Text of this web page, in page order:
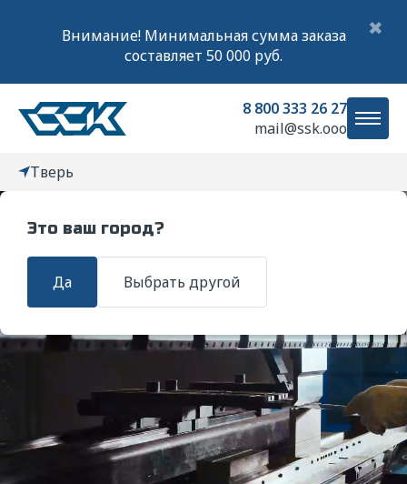
Внимание! Минимальная сумма заказа
составляет 50 000 руб.
✖
Это ваш город?
Да Выбрать другой
8 800 333 26 27
mail@ssk.ooo
Тверь
Обработка металлов давлением